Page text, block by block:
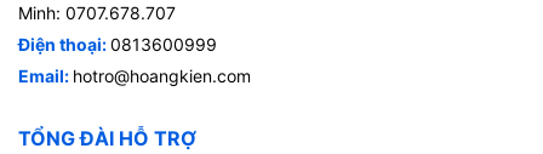
Minh: 0707.678.707
Điện thoại:0813600999
Email: hotro@hoangkien.com
TỔNG ĐÀI HỖ TRỢ